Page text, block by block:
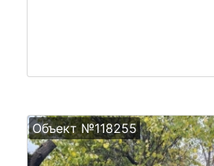
Объект №118255